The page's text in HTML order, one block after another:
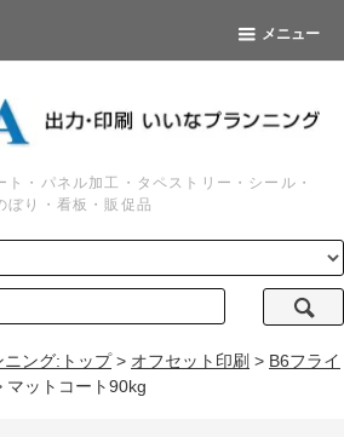
メニュー
ト・パネル加工・タペストリー・シール・
ぼり・看板・販促品
ング:トップ> オフセット印刷 > B6フライ
マットコート90kg